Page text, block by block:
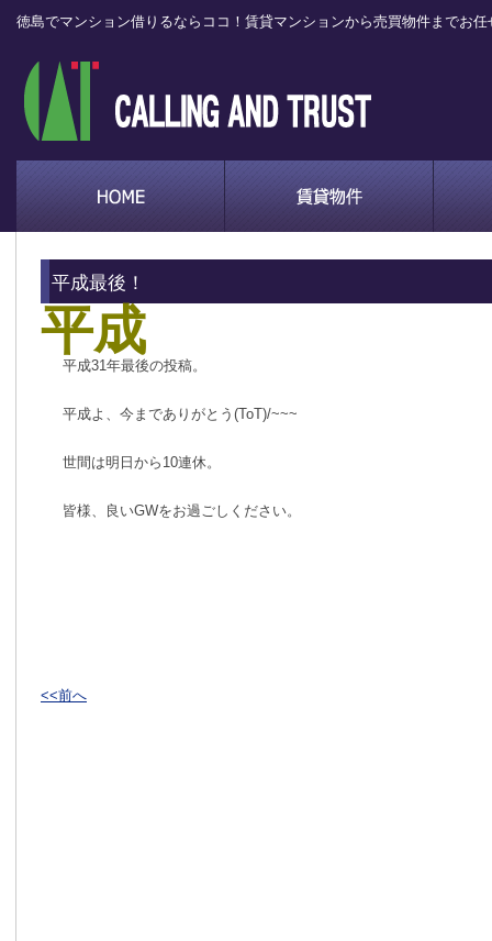
徳島でマンション借りるならココ！賃貸マンションから売買物件までお任
平成最後！
平成
平成31年最後の投稿。
平成よ、今までありがとう(ToT)/~~~
世間は明日から10連休。
皆様、良いGWをお過ごしください。
<<前へ